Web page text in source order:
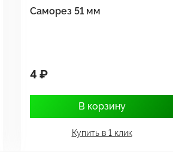
Саморез 51 мм
4 ₽
В корзину
Купить в 1 клик